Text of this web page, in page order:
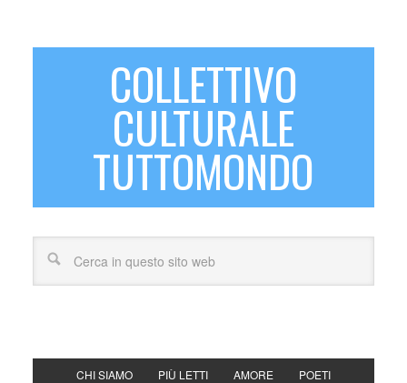
COLLETTIVO
CULTURALE
TUTTOMONDO
CHI SIAMO PIÙ LETTI AMORE POETI